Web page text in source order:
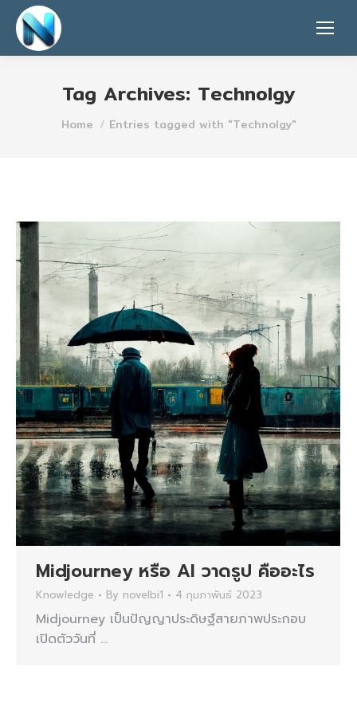
Tag Archives: Technolgy
You are here:
Home Entries tagged with "Technolgy"
Midjourney หรือ AI วาดรูป คืออะไร
Knowledge By novelbi1 4 กุมภาพันธ์ 2023
Midjourney เป็นปัญญาประดิษฐ์สายภาพประกอบ
เปิดตัววันที่ …